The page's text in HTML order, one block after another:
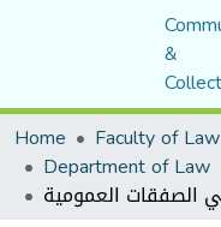
&
Home
Department of Law